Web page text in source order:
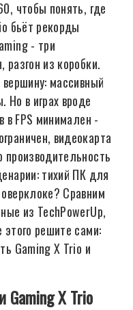
чтобы понять, где
бьёт рекорды
- три
из коробки.
массивный
Но в играх вроде
в FPS минимален -
видеокарта
производительность
тихий ПК для
Сравним
из TechPowerUp,
решите сами:
Gaming X Trio и
Gaming X Trio